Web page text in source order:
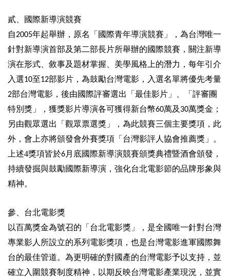
陳
情
系
統
雙
語
詞
彙
台
通
English
易
專
區
廉
平
臺
貳、國際新導演競賽
自2005年起舉辦，原名「國際青年導演競賽」，為台灣唯一
針對新導演首部及第二部長片所舉辦的國際競賽，關注新導
演在形式、敘事及題材掌握、美學風格上的潛力，每年引介
入選10至12部影片，為鼓勵台灣電影，入選名單將優先考量
2部台灣電影，後由國際評審選出「最佳影片」、「評審團
特別獎」，獲獎影片導演各可獲得新台幣60萬及 30萬獎金；
另由觀眾選出「觀眾票選獎」，為此競賽三個主要獎項，此
外，會上亦將頒發會外賽獎項 「台灣影評人協會推薦獎」。
上述4獎項皆於6月底國際新導演競賽頒獎典禮暨酒會頒發，
持續發掘與鼓勵國際新導演，強化台北電影節的品牌形象與
精神。
參、台北電影獎
以百萬獎金為號召的 「台北電影獎」，是全國唯一針對台灣
專業影人所設立的系列電影獎項，也是台灣電影進軍國際舞
台的最佳管道。為更明確的對國產的台灣電影予以支持，並
確立入圍競賽制度精神，以期反映台灣電影產業現況，並實